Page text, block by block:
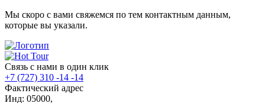
Мы скоро с вами свяжемся по тем контактным данным,
которые вы указали.
Связь с нами в один клик
+7 (727) 310 -14 -14
Фактический адрес
Инд: 05000,